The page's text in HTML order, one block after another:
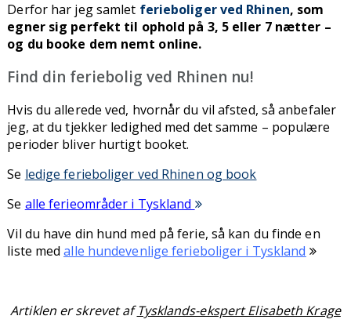
Derfor har jeg samlet ferieboliger ved Rhinen, som
egner sig perfekt til ophold på 3, 5 eller 7 nætter –
og du booke dem nemt online.
Find din feriebolig ved Rhinen nu!
Hvis du allerede ved, hvornår du vil afsted, så anbefaler
jeg, at du tjekker ledighed med det samme – populære
perioder bliver hurtigt booket.
Se ledige ferieboliger ved Rhinen og book
Se alle ferieområder i Tyskland
Vil du have din hund med på ferie, så kan du finde en
liste medalle hundevenlige ferieboliger i Tyskland
Artiklen er skrevet afTysklands-ekspert Elisabeth Krage